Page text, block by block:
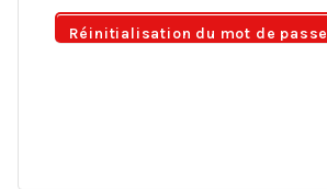
Réinitialisation du mot de passe